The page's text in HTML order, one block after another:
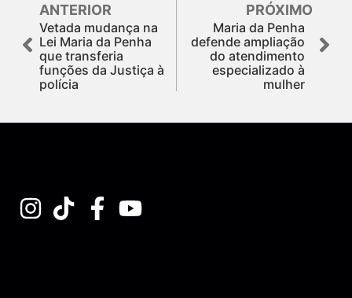
ANTERIOR
Vetada mudança na
Lei Maria da Penha
que transferia
funções da Justiça à
polícia
PRÓXIMO
Maria da Penha
defende ampliação
do atendimento
especializado à
mulher